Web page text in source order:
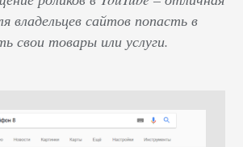
владельцев сайтов попасть в
свои товары или услуги.